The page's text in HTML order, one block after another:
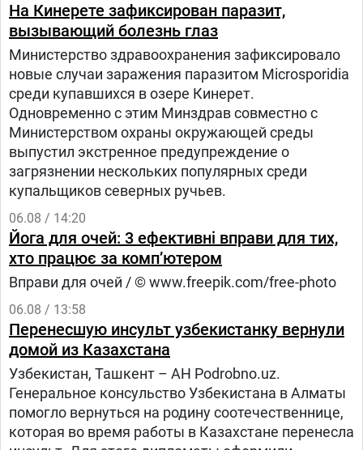
На Кинерете зафиксирован паразит,
вызывающий болезнь глаз
Министерство здравоохранения зафиксировало
новые случаи заражения паразитом Microsporidia
среди купавшихся в озере Кинерет.
Одновременно с этим Минздрав совместно с
Министерством охраны окружающей среды
выпустил экстренное предупреждение о
загрязнении нескольких популярных среди
купальщиков северных ручьев.
06.08 / 14:20
Йога для очей: 3 ефективні вправи для тих,
хто працює за комп’ютером
Вправи для очей / © www.freepik.com/free-photo
06.08 / 13:58
Перенесшую инсульт узбекистанку вернули
домой из Казахстана
Узбекистан, Ташкент – АН Podrobno.uz.
Генеральное консульство Узбекистана в Алматы
помогло вернуться на родину соотечественнице,
которая во время работы в Казахстане перенесла